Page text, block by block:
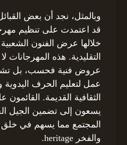
وبالمثل، نجد أن بعض
قد اعتمدت على تنظيم
خلالها عرض الفنون
التقليدية. هذه المهرجانات
عروض فنية فحسب، بل
عمل لتعليم الحرف اليدوية
الثقافية القديمة. القائمون
يسعون إلى تضمين الجيل
المجتمع مما يسهم في خلق
والفخر heritage.